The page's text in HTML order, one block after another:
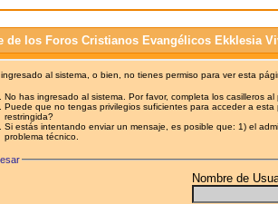
de los Foros Cristianos Evangélicos Ekklesia
al sistema, o bien, no tienes permiso para ver esta
No has ingresado al sistema. Por favor, completa los casilleros
Puede que no tengas privilegios suficientes para acceder a
restringida?
Si estás intentando enviar un mensaje, es posible que: 1) el
problema técnico.
Nombre de